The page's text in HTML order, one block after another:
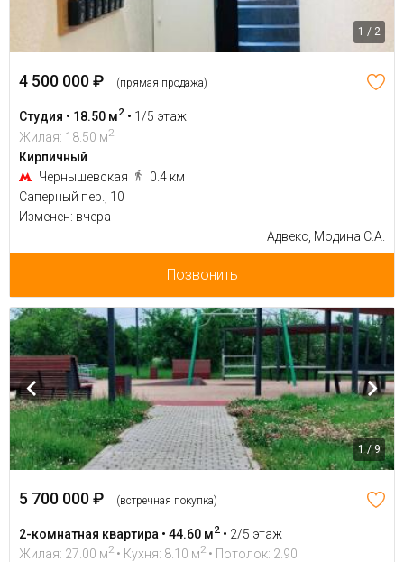
1 / 2
4 500 000 ₽ (прямая продажа)
Студия • 18.50 м2 • 1/5 этаж
Жилая: 18.50 м2
Кирпичный
Чернышевская
0.4 км
Саперный пер., 10
Изменен: вчера
Адвекс, Модина С.А.
Позвонить
1 / 9
5 700 000 ₽ (встречная покупка)
2-комнатная квартира • 44.60 м2 • 2/5 этаж
Жилая: 27.00 м2 • Кухня: 8.10 м2 • Потолок: 2.90